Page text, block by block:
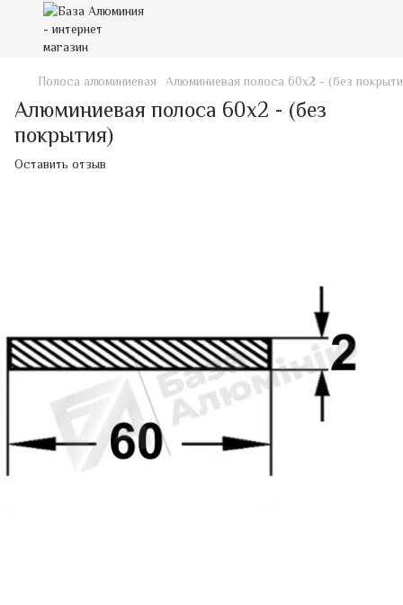
Полоса алюминиевая Алюминиевая полоса 60х2 - (без
Алюминиевая полоса 60х2 - (без
покрытия)
Оставить отзыв